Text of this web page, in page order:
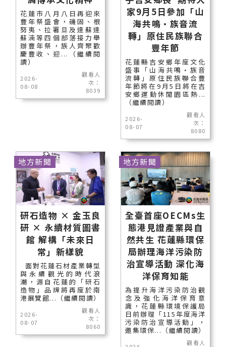
花蓮市八月八日再迎來
豐年祭盛會，磯固、根
努夷、拉署旦及達蘇達
蘇湳等四個部落接力舉
辦豐年祭，族人齊聚歡
慶豐收、迎...（繼續閱
讀）
2026-
08-08
觀看人
次：
8039
家9月5日參加「山
海共鳴•族音流
轉」原住民族聯合
豐年節
花蓮縣吉安鄉年度文化
盛事「山海共鳴•族音
流轉」原住民族聯合豐
年節將在9月5日將在吉
安鄉運動休閒園區熱...
（繼續閱讀）
2026-
08-07
觀看人
次：
8080
研石造物 × 金玉良
研 × 永續材質圖書
館 解構「未來日
常」新樣貌
面對花蓮石材產業轉型
與永續觀光的時代浪
潮，源自花蓮的「研石
造物」品牌將再度於南
港展覽館...（繼續閱讀）
2026-
08-07
觀看人
次：
8060
地方新聞
全臺首座OECMs生
態港見證產業與自
然共生 花蓮縣環保
局辦理海洋污染防
治宣導活動 深化海
洋保育知能
為提升海洋污染防治觀
念及強化海洋保育意
識，花蓮縣環境保護局
日前辦理「115年度海洋
污染防治宣導活動」，
邀集環保...（繼續閱讀）
觀看人
地方新聞